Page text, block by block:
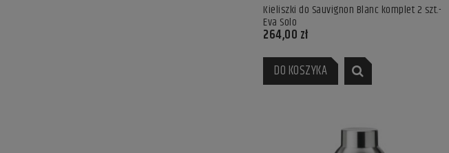
Kieliszki do Sauvignon Blanc komplet 2 szt.-
Eva Solo
264,00 zł
DO KOSZYKA